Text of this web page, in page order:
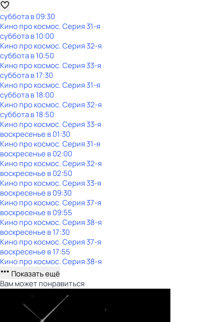
субботав09:30
Кино про космос. Серия 31-я
субботав10:00
Кино про космос. Серия 32-я
субботав10:50
Кино про космос. Серия 33-я
субботав17:30
Кино про космос. Серия 31-я
субботав18:00
Кино про космос. Серия 32-я
субботав18:50
Кино про космос. Серия 33-я
воскресенье в01:30
Кино про космос. Серия 31-я
воскресенье в02:00
Кино про космос. Серия 32-я
воскресенье в02:50
Кино про космос. Серия 33-я
воскресенье в09:30
Кино про космос. Серия 37-я
воскресенье в09:55
Кино про космос. Серия 38-я
воскресенье в17:30
Кино про космос. Серия 37-я
воскресенье в17:55
Кино про космос. Серия 38-я
Показать ещё
Вам может понравиться